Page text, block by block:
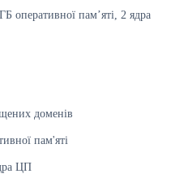
оперативної пам’яті, 2 ядра
доменів
пам'яті
ЦП